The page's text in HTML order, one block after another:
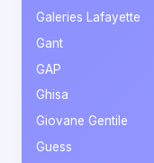
Galeries Lafayette
Gant
GAP
Ghisa
Giovane Gentile
Guess